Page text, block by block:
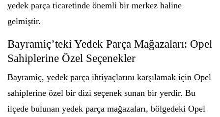
yedek parça ticaretinde önemli bir merkez haline
gelmiştir.
Bayramiç’teki Yedek Parça Mağazaları: Opel
Sahiplerine Özel Seçenekler
Bayramiç, yedek parça ihtiyaçlarını karşılamak için Opel
sahiplerine özel bir dizi seçenek sunan bir yerdir. Bu
ilçede bulunan yedek parça mağazaları, bölgedeki Opel